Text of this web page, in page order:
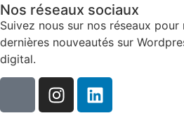
Nos réseaux sociaux
Suivez nous sur nos réseaux
dernières nouveautés sur
digital.